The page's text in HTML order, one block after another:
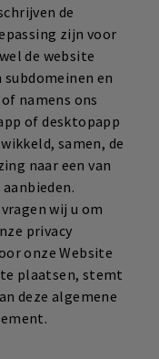
de
zijn voor
de website
subdomeinen en
namens ons
of desktopapp
samen, de
naar een van
wij u om
privacy
onze Website
plaatsen, stemt
deze algemene